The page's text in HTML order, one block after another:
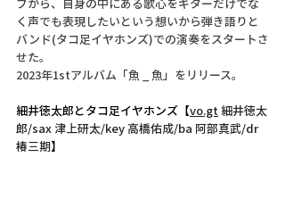
く声でも表現したいという想いから弾き語りと
バンド(タコ足イヤホンズ)での演奏をスタートさ
せた。
2023年1stアルバム「魚 _ 魚」をリリース。
細井徳太郎とタコ足イヤホンズ 【vo.gt 細井徳太
郎/sax 津上研太/key 高橋佑成/ba 阿部真武/dr
椿三期】